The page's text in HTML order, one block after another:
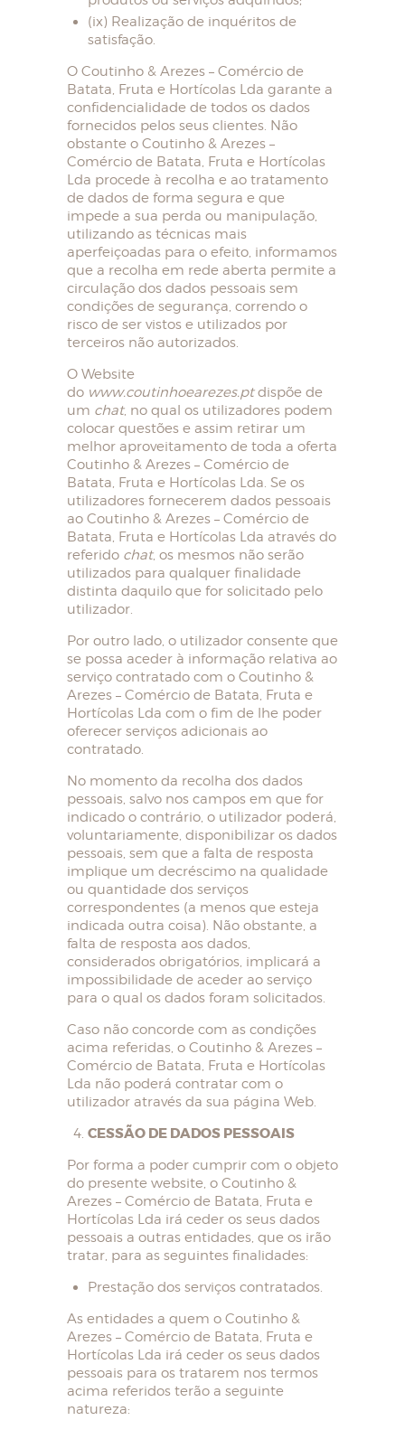
(ix) Realização de inquéritos de
satisfação.
O Coutinho & Arezes – Comércio de
Batata, Fruta e Hortícolas Lda garante a
confidencialidade de todos os dados
fornecidos pelos seus clientes. Não
obstante o Coutinho & Arezes –
Comércio de Batata, Fruta e Hortícolas
Lda procede à recolha e ao tratamento
de dados de forma segura e que
impede a sua perda ou manipulação,
utilizando as técnicas mais
aperfeiçoadas para o efeito, informamos
que a recolha em rede aberta permite a
circulação dos dados pessoais sem
condições de segurança, correndo o
risco de ser vistos e utilizados por
terceiros não autorizados.
O Website
do www.coutinhoearezes.ptdispõe de
um chat, no qual os utilizadores podem
colocar questões e assim retirar um
melhor aproveitamento de toda a oferta
Coutinho & Arezes – Comércio de
Batata, Fruta e Hortícolas Lda. Se os
utilizadores fornecerem dados pessoais
ao Coutinho & Arezes – Comércio de
Batata, Fruta e Hortícolas Lda através do
referido chat, os mesmos não serão
utilizados para qualquer finalidade
distinta daquilo que for solicitado pelo
utilizador.
Por outro lado, o utilizador consente que
se possa aceder à informação relativa ao
serviço contratado com o Coutinho &
Arezes – Comércio de Batata, Fruta e
Hortícolas Lda com o fim de lhe poder
oferecer serviços adicionais ao
contratado.
No momento da recolha dos dados
pessoais, salvo nos campos em que for
indicado o contrário, o utilizador poderá,
voluntariamente, disponibilizar os dados
pessoais, sem que a falta de resposta
implique um decréscimo na qualidade
ou quantidade dos serviços
correspondentes (a menos que esteja
indicada outra coisa). Não obstante, a
falta de resposta aos dados,
considerados obrigatórios, implicará a
impossibilidade de aceder ao serviço
para o qual os dados foram solicitados.
Caso não concorde com as condições
acima referidas, o Coutinho & Arezes –
Comércio de Batata, Fruta e Hortícolas
Lda não poderá contratar com o
utilizador através da sua página Web.
CESSÃO DE DADOS PESSOAIS
Por forma a poder cumprir com o objeto
do presente website, o Coutinho &
Arezes – Comércio de Batata, Fruta e
Hortícolas Lda irá ceder os seus dados
pessoais a outras entidades, que os irão
tratar, para as seguintes finalidades:
Prestação dos serviços contratados.
As entidades a quem o Coutinho &
Arezes – Comércio de Batata, Fruta e
Hortícolas Lda irá ceder os seus dados
pessoais para os tratarem nos termos
acima referidos terão a seguinte
natureza: